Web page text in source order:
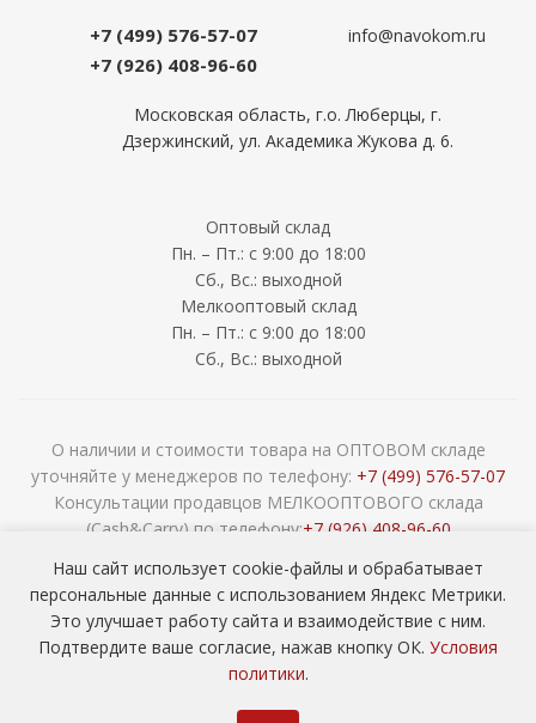
+7 (499) 576-57-07
+7 (926) 408-96-60
info@navokom.ru
Московская область, г.о. Люберцы, г.
Дзержинский, ул. Академика Жукова д. 6.
Оптовый склад
Пн. – Пт.: с 9:00 до 18:00
Сб., Вс.: выходной
Мелкооптовый склад
Пн. – Пт.: с 9:00 до 18:00
Сб., Вс.: выходной
О наличии и стоимости товара на ОПТОВОМ складе
уточняйте у менеджеров по телефону: +7 (499) 576-57-07
Консультации продавцов МЕЛКООПТОВОГО склада
(Cash&Carry) по телефону:+7 (926) 408-96-60
сада ОПТОМ
Наш сайт использует cookie-файлы и обрабатывает
персональные данные с использованием Яндекс Метрики.
Это улучшает работу сайта и взаимодействие с ним.
Подтвердите ваше согласие, нажав кнопку ОК. Условия
политики.